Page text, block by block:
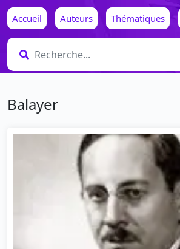
Accueil Auteurs Thématiques
Balayer